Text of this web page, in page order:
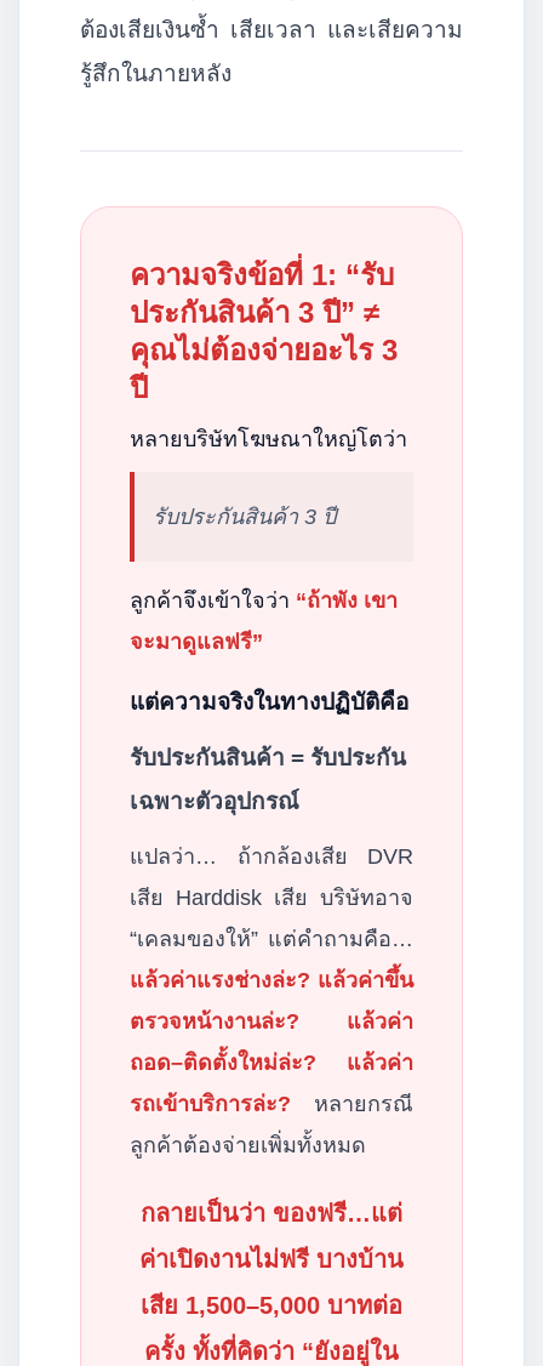
ต้องเสียเงินซ้ำ เสียเวลา และเสียความ
รู้สึกในภายหลัง
ความจริงข้อที่ 1: “รับ
ประกันสินค้า 3 ปี” ≠
คุณไม่ต้องจ่ายอะไร 3
ปี
หลายบริษัทโฆษณาใหญ่โตว่า
รับประกันสินค้า 3 ปี
ลูกค้าจึงเข้าใจว่า “ถ้าพัง เขา
จะมาดูแลฟรี”
แต่ความจริงในทางปฏิบัติคือ
รับประกันสินค้า = รับประกัน
เฉพาะตัวอุปกรณ์
แปลว่า… ถ้ากล้องเสีย DVR
เสีย Harddisk เสีย บริษัทอาจ
“เคลมของให้” แต่คำถามคือ…
แล้วค่าแรงช่างล่ะ? แล้วค่าขึ้น
ตรวจหน้างานล่ะ? แล้วค่า
ถอด–ติดตั้งใหม่ล่ะ? แล้วค่า
รถเข้าบริการล่ะ? หลายกรณี
ลูกค้าต้องจ่ายเพิ่มทั้งหมด
กลายเป็นว่า ของฟรี…แต่
ค่าเปิดงานไม่ฟรี บางบ้าน
เสีย 1,500–5,000 บาทต่อ
ครั้ง ทั้งที่คิดว่า “ยังอยู่ใน